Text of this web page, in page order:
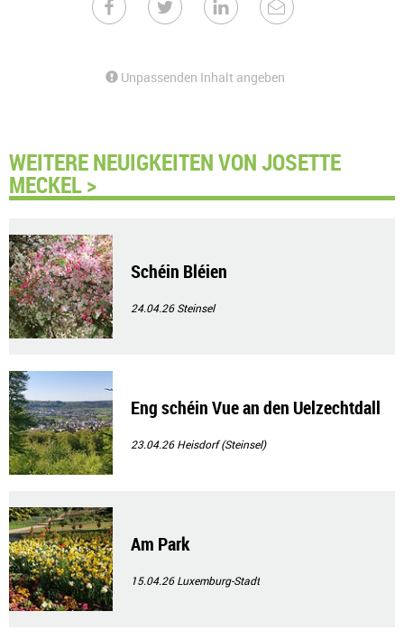
Unpassenden Inhalt angeben
WEITERE NEUIGKEITEN VON JOSETTE
MECKEL >
Schéin Bléien
24.04.26Steinsel
Eng schéin Vue an den Uelzechtdall
23.04.26Heisdorf (Steinsel)
Am Park
15.04.26Luxemburg-Stadt